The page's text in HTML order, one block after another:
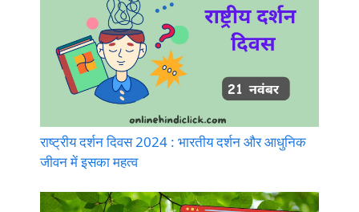
राष्ट्रीय दर्शन दिवस 2024 : भारतीय दर्शन और आधुनिक
जीवन में इसका महत्व